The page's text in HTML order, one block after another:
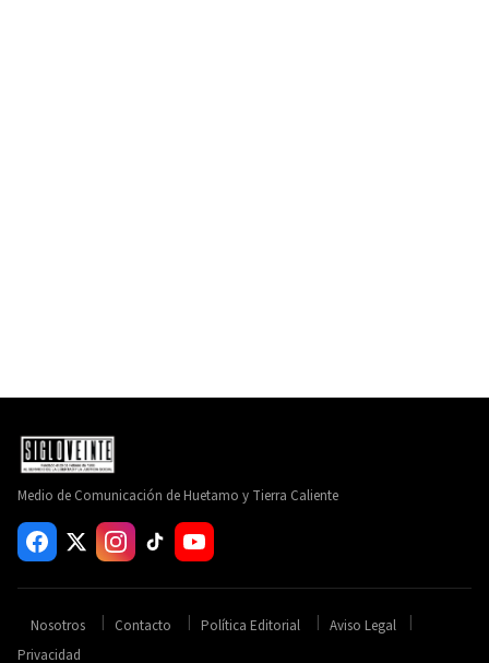
Medio de Comunicación de Huetamo y Tierra Caliente
Nosotros Contacto Política Editorial
Aviso Legal
Privacidad